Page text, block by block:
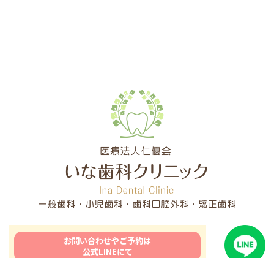
お問い合わせやご予約は
公式LINEにて